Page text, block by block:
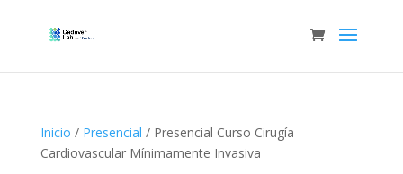
Inicio / Presencial / Presencial Curso Cirugía
Cardiovascular Mínimamente Invasiva